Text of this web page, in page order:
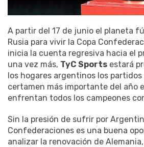
A partir del 17 de junio el planeta
Rusia para vivir la Copa
inicia la cuenta regresiva hacia el
una vez más, TyC Sports estará
los hogares argentinos los
certamen más importante del año
enfrentan todos los campeones
Sin la presión de sufrir por
Confederaciones es una buena
analizar la renovación de